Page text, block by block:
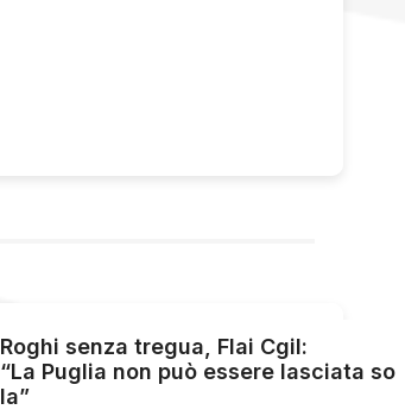
Roghi senza tregua, Flai Cgil:
“La Puglia non può essere lasciata so
la”